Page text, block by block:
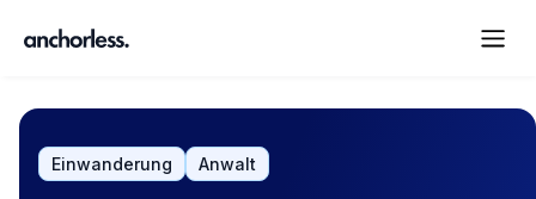
Einwanderung Anwalt